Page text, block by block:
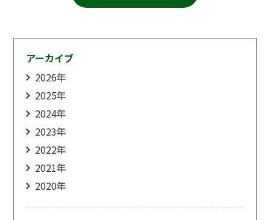
アーカイブ
2026年
2025年
2024年
2023年
2022年
2021年
2020年